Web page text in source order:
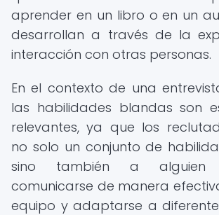
aprender en un libro o en un
desarrollan a través de la
interacción con otras personas.
En el contexto de una
las habilidades blandas son
relevantes, ya que los
no solo un conjunto de
sino también a alguien
comunicarse de manera
equipo y adaptarse a